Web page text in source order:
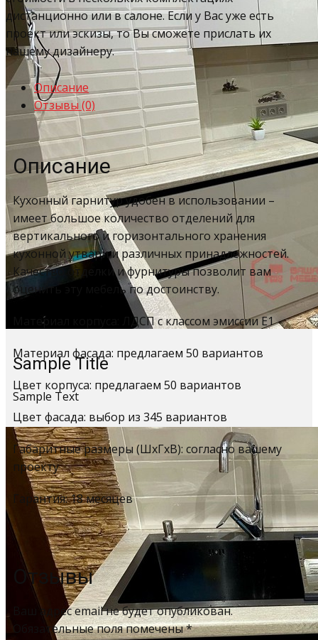
Sample Title
Sample Text
дистанционно или в салоне. Если у Вас уже есть
проект или эскизы, то Вы сможете прислать их
нашему дизайнеру.
Описание
Отзывы (0)
Описание
Кухонный гарнитур удобен в использовании –
имеет большое количество отделений для
вертикального и горизонтального хранения
кухонной утвари и различных принадлежностей.
Качество отделки и фурнитуры позволит вам
оценить эту мебель по достоинству.
Материал корпуса: ЛДСП с классом эмиссии Е1
Материал фасада: предлагаем 50 вариантов
Цвет корпуса: предлагаем 50 вариантов
Цвет фасада: выбор из 345 вариантов
Габаритные размеры (ШхГхВ): согласно вашему
проекту
Гарантия: 18 месяцев
Отзывы
Ваш адрес email не будет опубликован.
Обязательные поля помечены*